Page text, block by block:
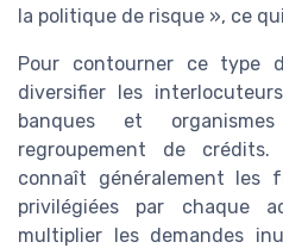
la politique de risque », ce
Pour contourner ce
diversifier les
banques et
regroupement de
connaît généralement les
privilégiées par chaque
multiplier les demandes